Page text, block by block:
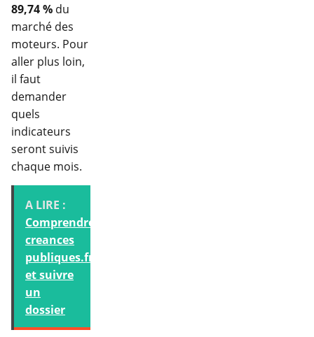
89,74 % du
marché des
moteurs. Pour
aller plus loin,
il faut
demander
quels
indicateurs
seront suivis
chaque mois.
A LIRE :
Comprendre
creances
publiques.fr
et suivre
un
dossier